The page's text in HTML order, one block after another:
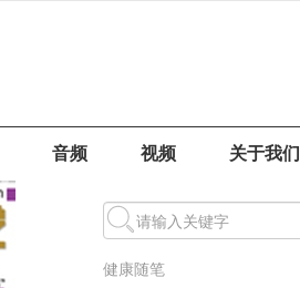
音频 视频 关于我们
健康随笔